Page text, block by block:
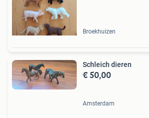
Broekhuizen
Schleich dieren
€ 50,00
Amsterdam